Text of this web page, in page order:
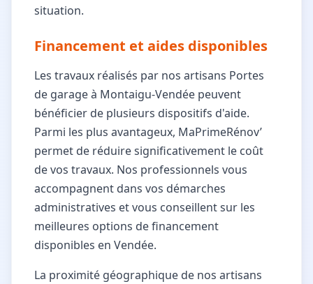
situation.
Financement et aides disponibles
Les travaux réalisés par nos artisans Portes
de garage à Montaigu-Vendée peuvent
bénéficier de plusieurs dispositifs d'aide.
Parmi les plus avantageux, MaPrimeRénov’
permet de réduire significativement le coût
de vos travaux. Nos professionnels vous
accompagnent dans vos démarches
administratives et vous conseillent sur les
meilleures options de financement
disponibles en Vendée.
La proximité géographique de nos artisans